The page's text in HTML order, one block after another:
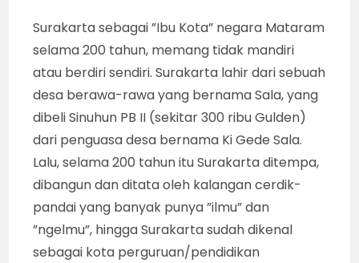
Surakarta sebagai ”Ibu Kota” negara Mataram
selama 200 tahun, memang tidak mandiri
atau berdiri sendiri. Surakarta lahir dari sebuah
desa berawa-rawa yang bernama Sala, yang
dibeli Sinuhun PB II (sekitar 300 ribu Gulden)
dari penguasa desa bernama Ki Gede Sala.
Lalu, selama 200 tahun itu Surakarta ditempa,
dibangun dan ditata oleh kalangan cerdik-
pandai yang banyak punya ”ilmu” dan
”ngelmu”, hingga Surakarta sudah dikenal
sebagai kota perguruan/pendidikan